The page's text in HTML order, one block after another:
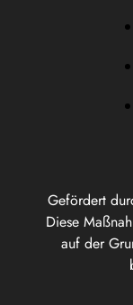
Gefördert
Diese
auf der